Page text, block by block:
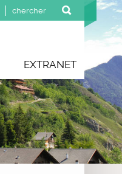
EXTRANET